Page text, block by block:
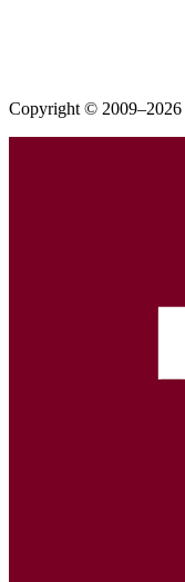
Copyright © 2009–2026